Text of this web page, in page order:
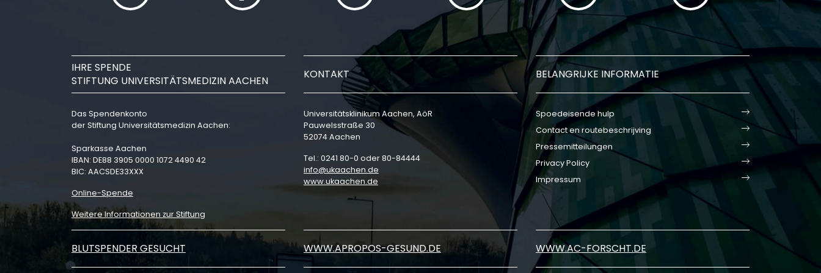
IHRE SPENDE
STIFTUNG UNIVERSITÄTSMEDIZIN AACHEN
Das Spendenkonto
der Stiftung Universitätsmedizin Aachen:
Sparkasse Aachen
IBAN: DE88 3905 0000 1072 4490 42
BIC: AACSDE33XXX
Online-Spende
Weitere Informationen zur Stiftung
KONTAKT
Universitätsklinikum Aachen, AöR
Pauwelsstraße 30
52074 Aachen
Tel.: 0241 80-0 oder 80-84444
info
ukaachen de
www.ukaachen.de
BELANGRIJKE INFORMATIE
Spoedeisende hulp
Contact en routebeschrijving
Pressemitteilungen
Privacy Policy
Impressum
BLUTSPENDER GESUCHT WWW.APROPOS-GESUND.DE WWW.AC-FORSCHT.DE